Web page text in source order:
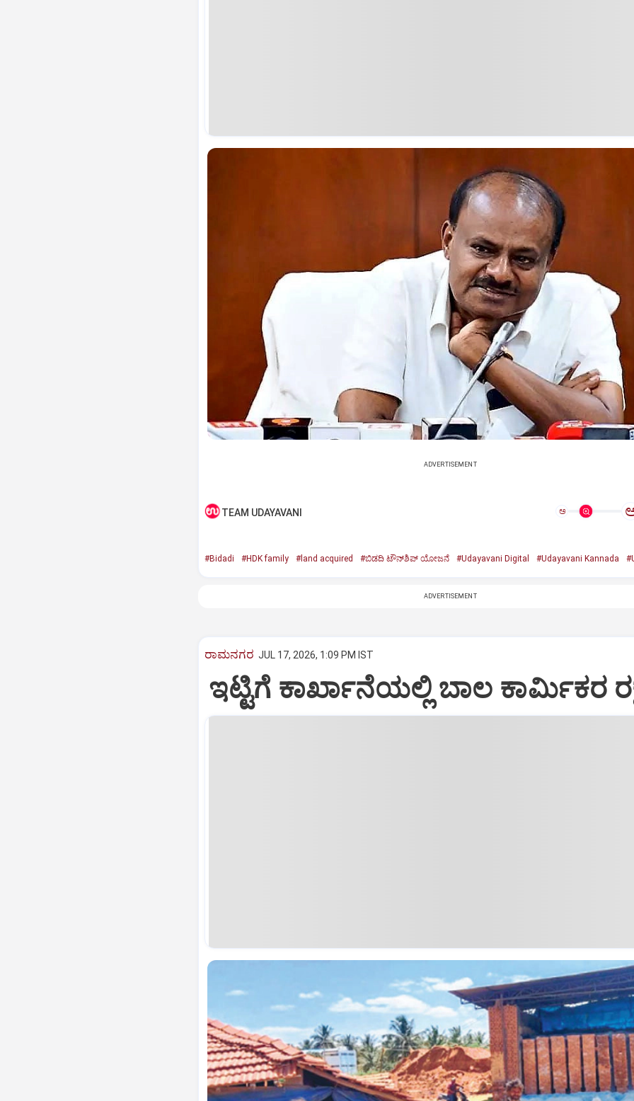
ADVERTISEMENT
TEAM UDAYAVANI ಅ
#Bidadi #HDK family #land acquired #ಬಿಡದಿ ಟೌನ್‌ಶಿಪ್‌ ಯೋಜನೆ #Udayavani Digital #Udayavani Kannada
ADVERTISEMENT
ರಾಮನಗರ JUL 17, 2026, 1:09 PM IST
ಇಟ್ಟಿಗೆ ಕಾರ್ಖಾನೆಯಲ್ಲಿ ಬಾಲ ಕಾರ್ಮಿಕರ